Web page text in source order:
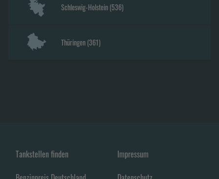
Schleswig-Holstein(536)
Thüringen(361)
Tankstellen finden
Impressum